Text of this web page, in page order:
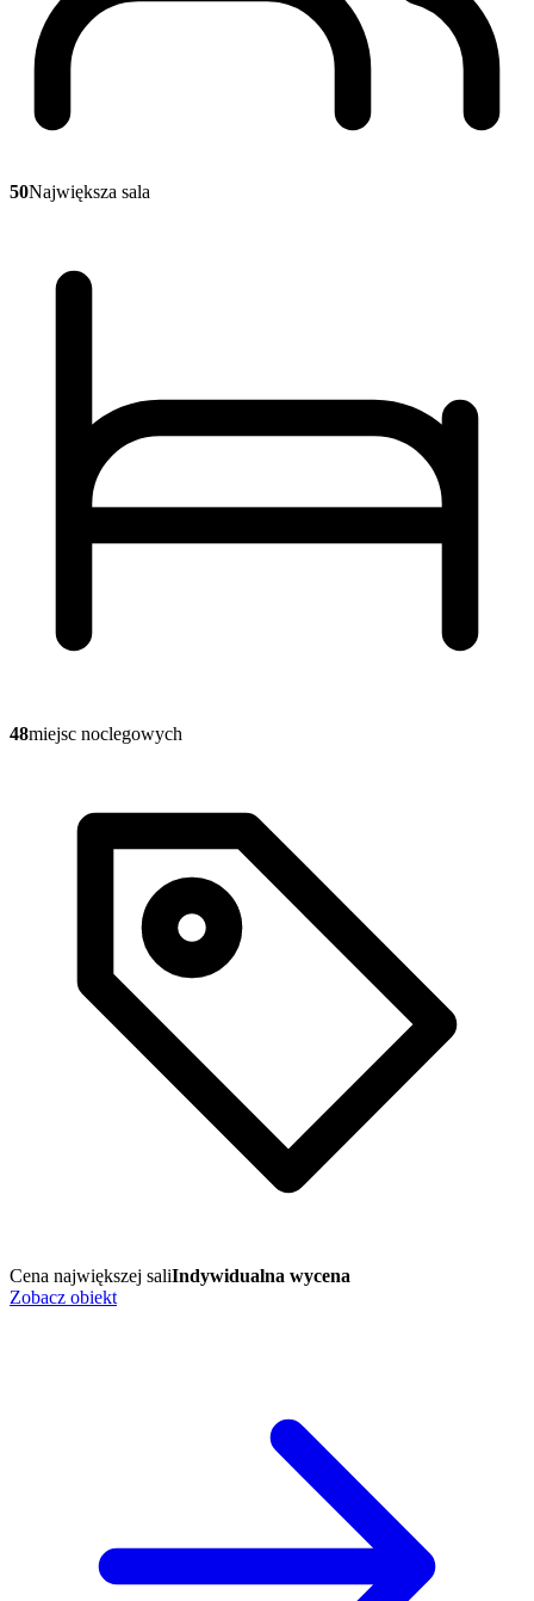
50Największa sala
48miejsc noclegowych
Cena największej saliIndywidualna wycena
Zobacz obiekt